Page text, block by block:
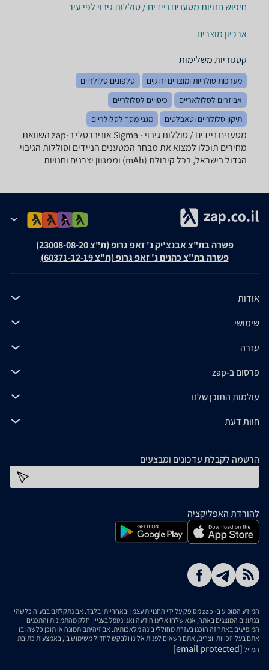
חיפוש חנויות מטענים ניידים / סוללות גיבוי לפי עיר
ארכיון מוצרים
קטגוריות משלימות
מערכות סולריות ומוצרים ירוקים
טלפונים סלולריים
אביזרים לסלולאריים
כיסויים לסלולריים
תיקון סלולריים וטאבלטים
מגני מסך לסלולריים
מטענים ניידים / סוללות גיבוי - ‏Sigma ‏אוניברסלי ב-zap השוואת
מחירים תוכלו למצוא את מבחר המטענים הניידים וסוללות הגיבוי
הגדול בישראל, בכל קיבולת (mAh) וממגוון יצרנים וחנויות
פשרה בת"צ אבנצ'יק נ' זאפ גרופ (ת"צ 23008-08-20)
פשרה בת"צ כהנים נ' זאפ גרופ (ת"צ 60371-12-19)
אודות
שימושי
עזרה
פרסום ב-zap
עולמות התוכן שלנו
חוות דעת
הרשמה לקבלת עדכונים ומבצעים
להורדת האפליקציה
המידע המופיע ב- zap מסופק על ידי החנויות עצמן ובאחריותן בלבד. אם נתקלתם בבעיה כלשהי
בנתונים המוצגים באתר, אנא שלחו אלינו הודעה ואנו נטפל בעניין. חלק מהתמונות והתכנים
המופיעים באתר זה הוכנו בעזרת מחוללי בינה מלאכותית. אם זיהיתם תמונה או תוכן כלשהו בו
אתם בעלי זכויות יוצרים, אתם רשאים לפנות אלינו ולבקש לחדול משימוש בו, באמצעות כתובת
המייל [email protected]